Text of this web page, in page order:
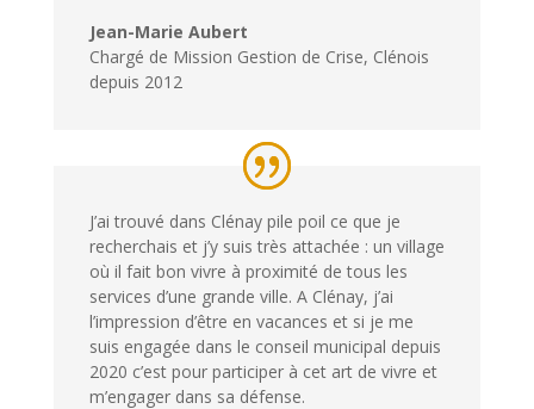
Jean-Marie Aubert
Chargé de Mission Gestion de Crise, Clénois
depuis 2012
J’ai trouvé dans Clénay pile poil ce que je
recherchais et j’y suis très attachée : un village
où il fait bon vivre à proximité de tous les
services d’une grande ville. A Clénay, j’ai
l’impression d’être en vacances et si je me
suis engagée dans le conseil municipal depuis
2020 c’est pour participer à cet art de vivre et
m’engager dans sa défense.